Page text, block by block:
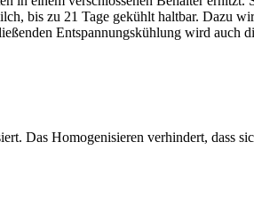
bis zu 21 Tage gekühlt haltbar. Dazu
Entspannungskühlung wird auch
Das Homogenisieren verhindert, dass